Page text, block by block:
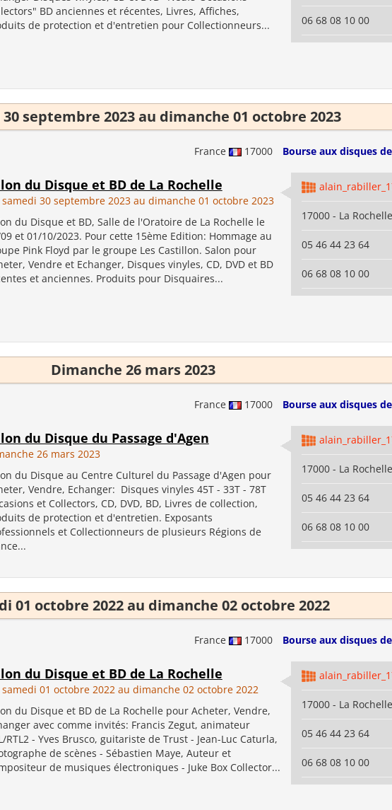
BD anciennes et récentes, Livres, Affiches,
de protection et d'entretien pour Collectionneurs...
06 68 08 10 00
septembre 2023 au dimanche 01 octobre 2023
France 17000 Bourse aux disques
du Disque et BD de La Rochelle
samedi 30 septembre 2023 au dimanche 01 octobre 2023
du Disque et BD, Salle de l'Oratoire de La Rochelle le
et 01/10/2023. Pour cette 15ème Edition: Hommage au
Pink Floyd par le groupe Les Castillon. Salon pour
Vendre et Echanger, Disques vinyles, CD, DVD et BD
et anciennes. Produits pour Disquaires...
17000 - La Rochelle
05 46 44 23 64
06 68 08 10 00
Dimanche 26 mars 2023
France 17000 Bourse aux disques
du Disque du Passage d'Agen
26 mars 2023
du Disque au Centre Culturel du Passage d'Agen pour
Vendre, Echanger: Disques vinyles 45T - 33T - 78T
et Collectors, CD, DVD, BD, Livres de collection,
de protection et d'entretien. Exposants
et Collectionneurs de plusieurs Régions de
17000 - La Rochelle
05 46 44 23 64
06 68 08 10 00
01 octobre 2022 au dimanche 02 octobre 2022
France 17000 Bourse aux disques
du Disque et BD de La Rochelle
samedi 01 octobre 2022 au dimanche 02 octobre 2022
du Disque et BD de La Rochelle pour Acheter, Vendre,
avec comme invités: Francis Zegut, animateur
RTL2 - Yves Brusco, guitariste de Trust - Jean-Luc Caturla,
de scènes - Sébastien Maye, Auteur et
de musiques électroniques - Juke Box Collector...
17000 - La Rochelle
05 46 44 23 64
06 68 08 10 00